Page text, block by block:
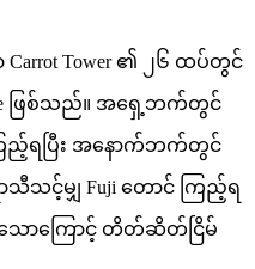
Carrot Tower ၏ ၂၆ ထပ်တွင်
ဖြစ်သည်။ အရှေ့ဘက်တွင်
ြည့်ရပြီး အနောက်ဘက်တွင်
သီသင့်မျှ Fuji တောင် ကြည့်ရ
ာသောကြောင့် တိတ်ဆိတ်ငြိမ်